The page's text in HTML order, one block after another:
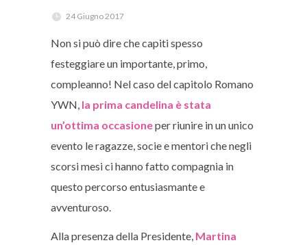
24 Giugno 2017
Non si può dire che capiti spesso
festeggiare un importante, primo,
compleanno! Nel caso del capitolo Romano
YWN, la prima candelina è stata
un’ottima occasioneper riunire in un unico
evento le ragazze, socie e mentori che negli
scorsi mesi ci hanno fatto compagnia in
questo percorso entusiasmante e
avventuroso.
Alla presenza della Presidente, Martina